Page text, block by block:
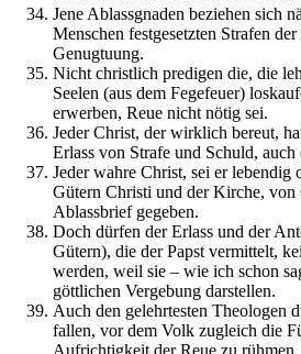
Jene Ablassgnaden beziehen sich
Menschen festgesetzten Strafen der
Genugtuung.
Nicht christlich predigen die, die
Seelen (aus dem Fegefeuer)
erwerben, Reue nicht nötig sei.
Jeder Christ, der wirklich bereut,
Erlass von Strafe und Schuld,
Jeder wahre Christ, sei er lebendig
Gütern Christi und der Kirche, von
Ablassbrief gegeben.
Doch dürfen der Erlass und der
Gütern), die der Papst vermittelt,
werden, weil sie – wie ich schon
göttlichen Vergebung darstellen.
Auch den gelehrtesten Theologen
fallen, vor dem Volk zugleich die
Aufrichtigkeit der Reue zu rühmen.